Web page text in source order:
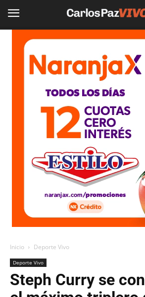
Inicio Deporte Vivo
Deporte Vivo
Steph Curry se